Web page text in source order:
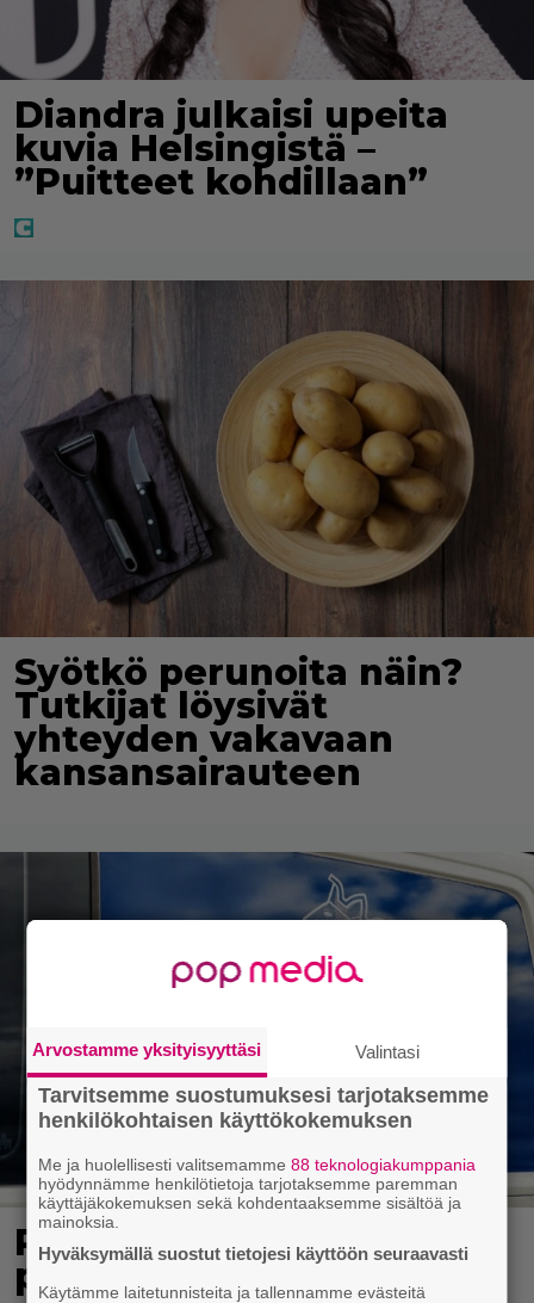
Diandra julkaisi upeita
kuvia Helsingistä –
”Puitteet kohdillaan”
Syötkö perunoita näin?
Tutkijat löysivät
yhteyden vakavaan
kansansairauteen
Poliisi kuljetti miestä
putkaan – mies kuoli
Arvostamme yksityisyyttäsi Valintasi
Tarvitsemme suostumuksesi tarjotaksemme
henkilökohtaisen käyttökokemuksen
Me ja huolellisesti valitsemamme88 teknologiakumppania
hyödynnämme henkilötietoja tarjotaksemme paremman
käyttäjäkokemuksen sekä kohdentaaksemme sisältöä ja
mainoksia.
Hyväksymällä suostut tietojesi käyttöön seuraavasti
Käytämme laitetunnisteita ja tallennamme evästeitä